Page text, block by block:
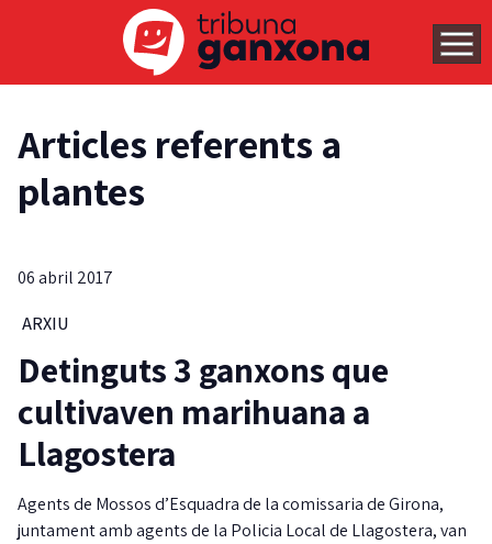
Articles referents a
plantes
06 abril 2017
ARXIU
Detinguts 3 ganxons que
cultivaven marihuana a
Llagostera
Agents de Mossos d’Esquadra de la comissaria de Girona,
juntament amb agents de la Policia Local de Llagostera, van